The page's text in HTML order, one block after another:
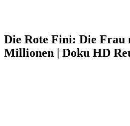
Die Rote Fini: Die Frau
Millionen | Doku HD